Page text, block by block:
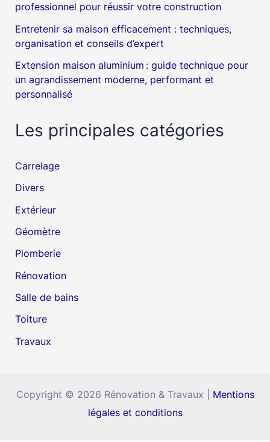
professionnel pour réussir votre construction
Entretenir sa maison efficacement : techniques,
organisation et conseils d’expert
Extension maison aluminium : guide technique pour
un agrandissement moderne, performant et
personnalisé
Les principales catégories
Carrelage
Divers
Extérieur
Géomètre
Plomberie
Rénovation
Salle de bains
Toiture
Travaux
Copyright © 2026 Rénovation & Travaux | Mentions
légales et conditions